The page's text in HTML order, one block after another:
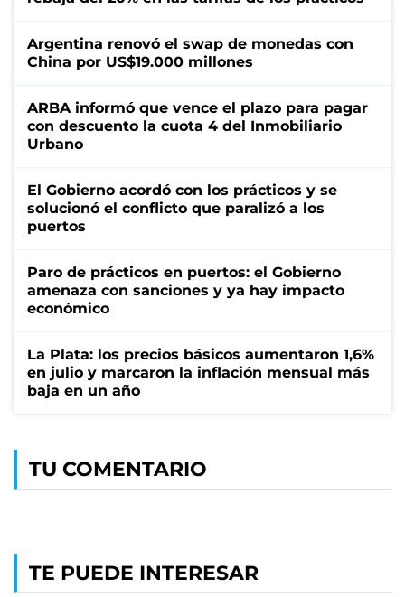
Argentina renovó el swap de monedas con
China por US$19.000 millones
ARBA informó que vence el plazo para pagar
con descuento la cuota 4 del Inmobiliario
Urbano
El Gobierno acordó con los prácticos y se
solucionó el conflicto que paralizó a los
puertos
Paro de prácticos en puertos: el Gobierno
amenaza con sanciones y ya hay impacto
económico
La Plata: los precios básicos aumentaron 1,6%
en julio y marcaron la inflación mensual más
baja en un año
TU COMENTARIO
TE PUEDE INTERESAR